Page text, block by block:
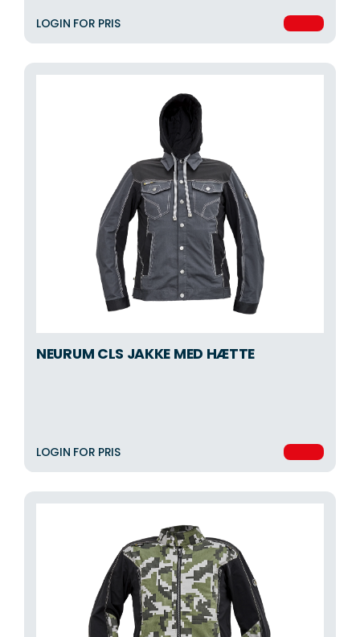
LOGIN FOR PRIS
NEURUM CLS JAKKE MED HÆTTE
LOGIN FOR PRIS